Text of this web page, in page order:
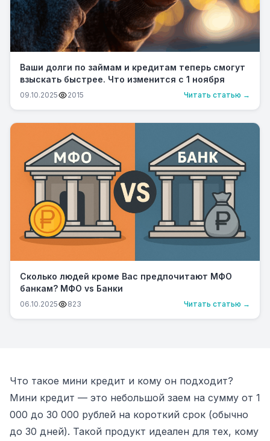
Ваши долги по займам и кредитам теперь смогут
взыскать быстрее. Что изменится с 1 ноября
09.10.2025 2015 Читать статью →
Сколько людей кроме Вас предпочитают МФО
банкам? МФО vs Банки
06.10.2025 823 Читать статью →
Что такое мини кредит и кому он подходит?
Мини кредит — это небольшой заем на сумму от 1
000 до 30 000 рублей на короткий срок (обычно
до 30 дней). Такой продукт идеален для тех, кому